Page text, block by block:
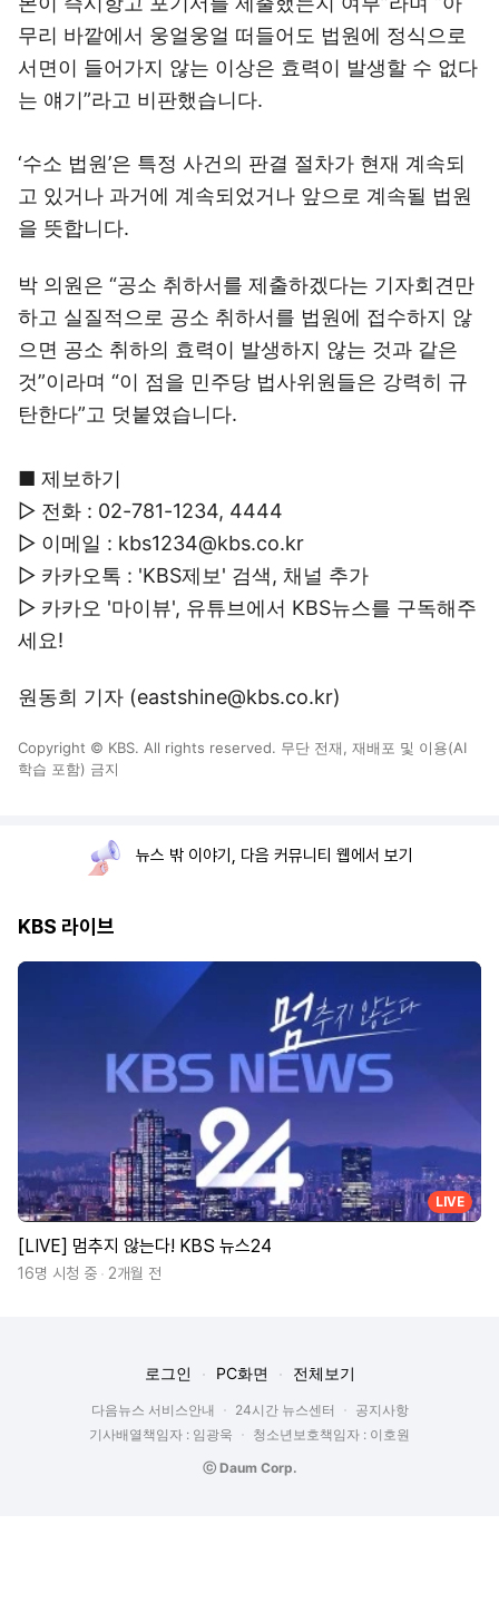
무리 바깥에서 웅얼웅얼 떠들어도 법원에 정식으로
서면이 들어가지 않는 이상은 효력이 발생할 수 없다
는 얘기”라고 비판했습니다.
‘수소 법원’은 특정 사건의 판결 절차가 현재 계속되
고 있거나 과거에 계속되었거나 앞으로 계속될 법원
을 뜻합니다.
박 의원은 “공소 취하서를 제출하겠다는 기자회견만
하고 실질적으로 공소 취하서를 법원에 접수하지 않
으면 공소 취하의 효력이 발생하지 않는 것과 같은
것”이라며 “이 점을 민주당 법사위원들은 강력히 규
탄한다”고 덧붙였습니다.
■ 제보하기
▷ 전화 : 02-781-1234, 4444
▷ 이메일 : kbs1234@kbs.co.kr
▷ 카카오톡 : 'KBS제보' 검색, 채널 추가
▷ 카카오 '마이뷰', 유튜브에서 KBS뉴스를 구독해주
세요!
원동희 기자 (eastshine@kbs.co.kr)
Copyright © KBS. All rights reserved. 무단 전재, 재배포 및 이용(AI
학습 포함) 금지
뉴스 밖 이야기, 다음 커뮤니티 웹에서 보기
KBS 라이브
LIVE
[LIVE] 멈추지 않는다! KBS 뉴스24
16명 시청 중 2개월 전
로그인 PC화면 전체보기
다음뉴스 서비스안내 24시간 뉴스센터
공지사항
기사배열책임자 : 임광욱
청소년보호책임자 : 이호원
ⓒ Daum Corp.